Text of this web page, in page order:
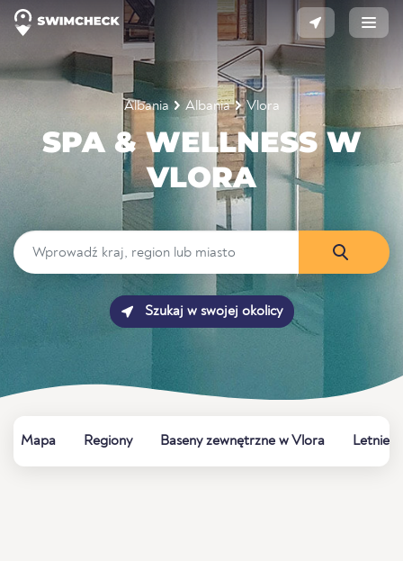
Albania Albania Vlora
SPA & WELLNESS W
VLORA
Szukaj w swojej okolicy
Mapa Regiony Baseny zewnętrzne w Vlora Letnie